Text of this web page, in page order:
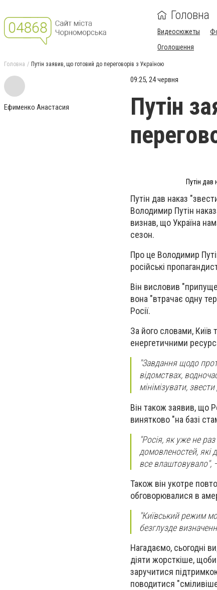
Головна
Видеосюжеты
Оголошення
Головна Путін заявив, що готовий до переговорів з Україною
Ефименко Анастасия
09:25, 24 червня
Путін
Путін дав
Путін дав наказ
Володимир Путін
визнав, що Україна
сезон.
Про це Володимир
російські
Він висловив
вона "втрачає одну
Росії.
За його словами, Київ
енергетичними
"Завдання щодо
відомствах,
мінімізувати,
Він також заявив, що
винятково "на базі
"Росія, як уже не
домовленостей, які
все влаштовувало",
Також він укотре
обговорювалися в
"Київський режим
безглузде
Нагадаємо, сьогодні
діяти жорсткіше,
заручитися
поводитися